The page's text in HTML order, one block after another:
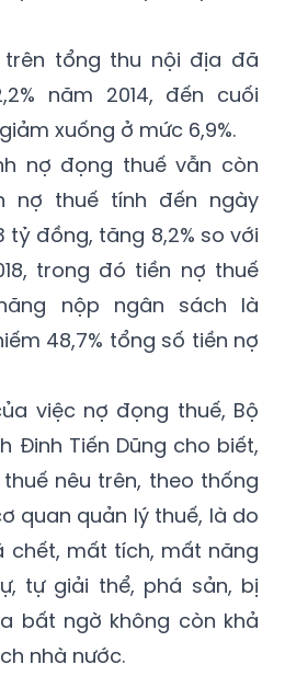
tổng thu nội địa đã
năm 2014, đến cuối
xuống ở mức 6,9%.
nợ đọng thuế vẫn còn
nợ thuế tính đến ngày
tỷ đồng, tăng 8,2% so với
trong đó tiền nợ thuế
nộp ngân sách là
48,7% tổng số tiền nợ
việc nợ đọng thuế, Bộ
Đinh Tiến Dũng cho biết,
nêu trên, theo thống
quan quản lý thuế, là do
chết, mất tích, mất năng
tự giải thể, phá sản, bị
bất ngờ không còn khả
nhà nước.